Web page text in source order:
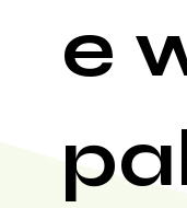
e